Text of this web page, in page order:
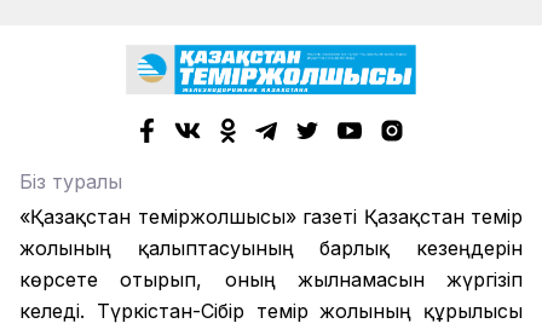
Біз туралы
«Қазақстан теміржолшысы» газеті Қазақстан темір
жолының қалыптасуының барлық кезеңдерін
көрсете отырып, оның жылнамасын жүргізіп
келеді. Түркістан-Сібір темір жолының құрылысы